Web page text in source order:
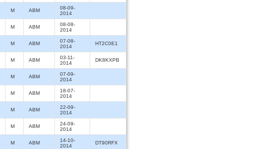
M ABM
08-09-
2014
M ABM
08-08-
2014
M ABM
07-08-
2014
HT2C0E1
M ABM
03-11-
2014
DK8KXPB
M ABM
07-09-
2014
M ABM
18-07-
2014
M ABM
22-09-
2014
M ABM
24-09-
2014
M ABM
14-10-
2014
DT90RFX